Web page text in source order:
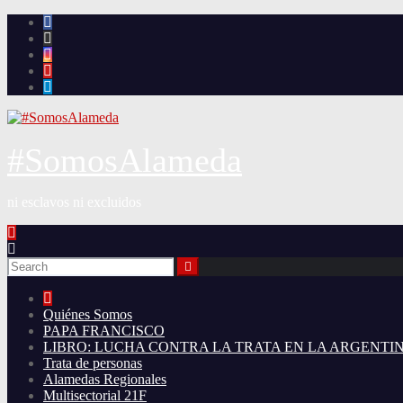
Skip
content
Quiénes Somos
PAPA FRANCISCO
LIBRO: LUCHA CONTRA LA TRATA EN LA
Trata de personas
Alamedas Regionales
Multisectorial 21F